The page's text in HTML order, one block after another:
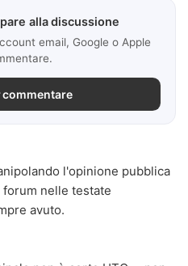
alla discussione
email, Google o Apple
commentare
l'opinione pubblica
nelle testate
avuto.